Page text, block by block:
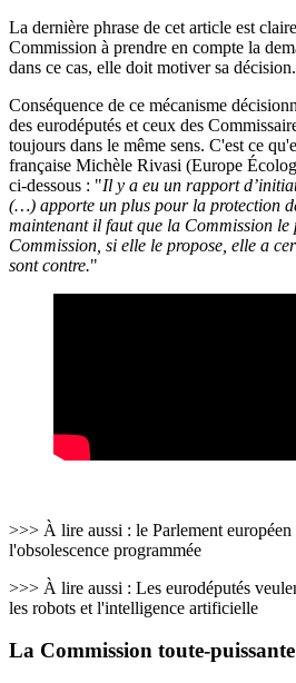
La dernière phrase de cet article est
Commission à prendre en compte la
dans ce cas, elle doit motiver sa décision.
Conséquence de ce mécanisme
des eurodéputés et ceux des
toujours dans le même sens. C'est ce
française Michèle Rivasi (Europe
ci-dessous : "Il y a eu un rapport
(…) apporte un plus pour la protection
maintenant il faut que la Commission le
Commission, si elle le propose, elle a
sont contre."
>>> À lire aussi : le Parlement
l'obsolescence programmée
>>> À lire aussi : Les eurodéputés
les robots et l'intelligence artificielle
La Commission toute-